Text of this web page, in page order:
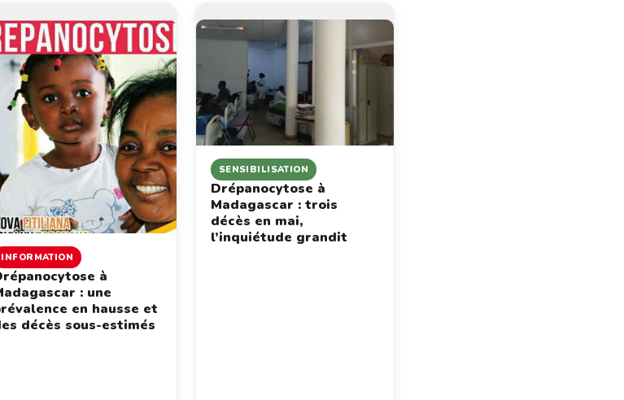
INFORMATION
à
: une
en hausse et
décès sous-estimés
SENSIBILISATION
Drépanocytose à
Madagascar : trois
décès en mai,
l’inquiétude grandit